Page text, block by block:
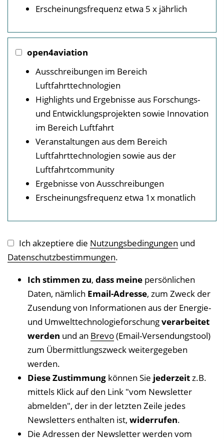
Erscheinungsfrequenz etwa 5 x jährlich
open4aviation
Ausschreibungen im Bereich
Luftfahrttechnologien
Highlights und Ergebnisse aus Forschungs-
und Entwicklungsprojekten sowie Innovation
im Bereich Luftfahrt
Veranstaltungen aus dem Bereich
Luftfahrttechnologien sowie aus der
Luftfahrtcommunity
Ergebnisse von Ausschreibungen
Erscheinungsfrequenz etwa 1x monatlich
Ich akzeptiere die Nutzungsbedingungen und
Datenschutzbestimmungen.
Ich stimmen zu, dass meine persönlichen
Daten, nämlich Email-Adresse, zum Zweck der
Zusendung von Informationen aus der Energie-
und Umwelttechnologieforschungverarbeitet
werden und an Brevo(Email-Versendungstool)
zum Übermittlungszweck weitergegeben
werden.
Diese Zustimmung können Sie jederzeitz.B.
mittels Klick auf den Link "vom Newsletter
abmelden", der in der letzten Zeile jedes
Newsletters enthalten ist, widerrufen.
Die Adressen der Newsletter werden vom